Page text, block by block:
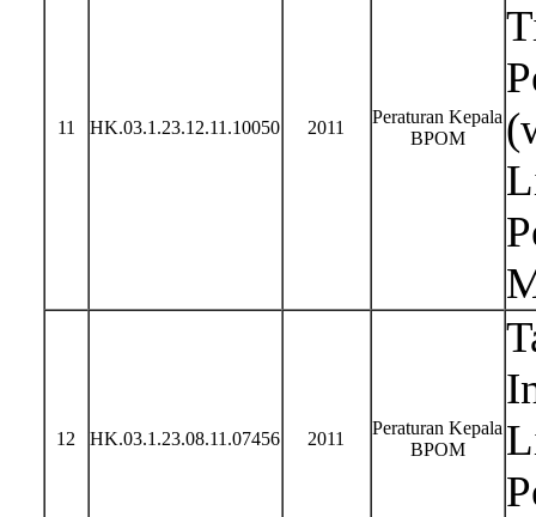
11 HK.03.1.23.12.11.10050 2011
Peraturan Kepala
BPOM
12 HK.03.1.23.08.11.07456 2011
Peraturan Kepala
BPOM